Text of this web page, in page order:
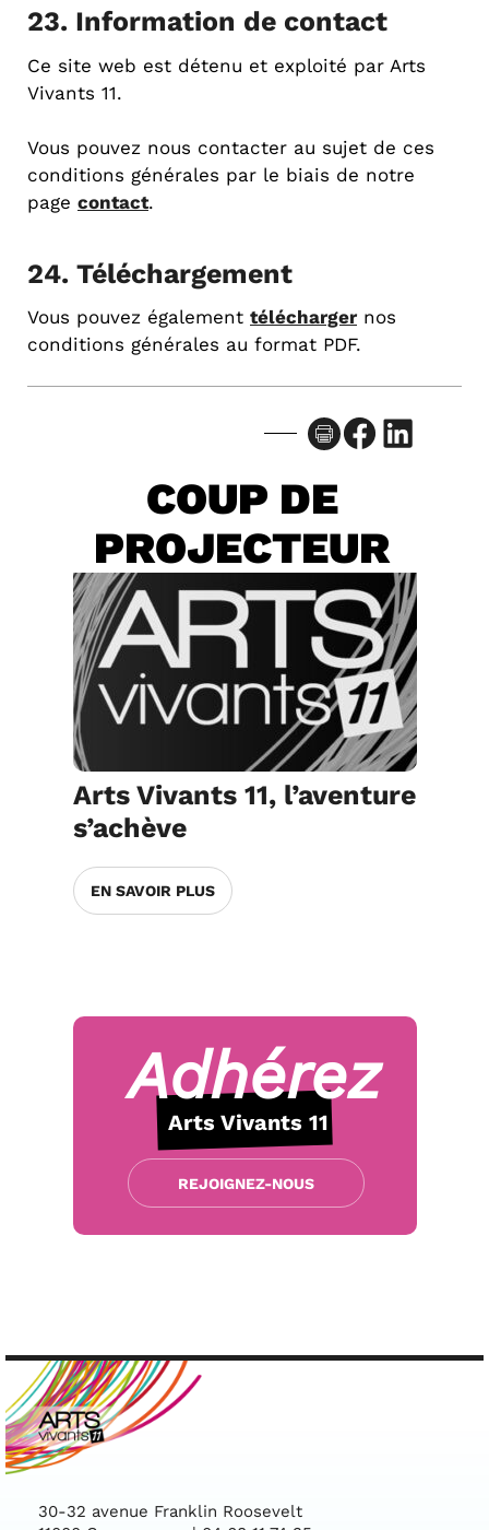
23. Information de contact
Ce site web est détenu et exploité par Arts
Vivants 11.
Vous pouvez nous contacter au sujet de ces
conditions générales par le biais de notre
page contact.
24. Téléchargement
Vous pouvez également télécharger nos
conditions générales au format PDF.
Facebook LinkedIn
COUP DE
PROJECTEUR
Arts Vivants 11, l’aventure
s’achève
EN SAVOIR PLUS
Adhérez
Arts Vivants 11
REJOIGNEZ-NOUS
30-32 avenue Franklin Roosevelt